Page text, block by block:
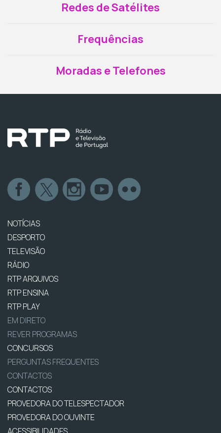
Redes de Satélites
Frequências
Moradas e Telefones
NOTÍCIAS
DESPORTO
TELEVISÃO
RÁDIO
RTP ARQUIVOS
RTP ENSINA
RTP PLAY
EM DIRETO
REVER PROGRAMAS
CONCURSOS
PERGUNTAS FREQUENTES
CONTACTOS
CONTACTOS
PROVEDORA DO TELESPECTADOR
PROVEDORA DO OUVINTE